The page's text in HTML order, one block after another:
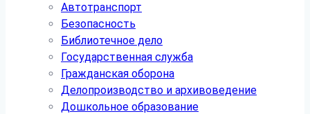
Автотранспорт
Безопасность
Библиотечное дело
Государственная служба
Гражданская оборона
Делопроизводство и архивоведение
Дошкольное образование